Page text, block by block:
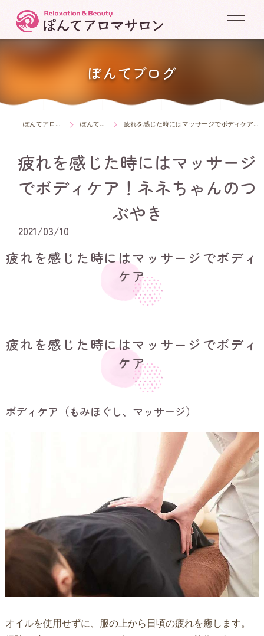
ぽんてブログ
ぽんてアロマサロン ぽんてブログ 疲れを感じた時にはマッサージでボディケア！ネネちゃんのつぶやき
疲れを感じた時にはマッサージ
でボディケア！ネネちゃんのつ
ぶやき
2021/03/10
疲れを感じた時にはマッサージでボディ
ケア
疲れを感じた時にはマッサージでボディ
ケア
ボディケア（もみほぐし、マッサージ）
オイルを使用せずに、服の上から日頃の疲れを癒します。